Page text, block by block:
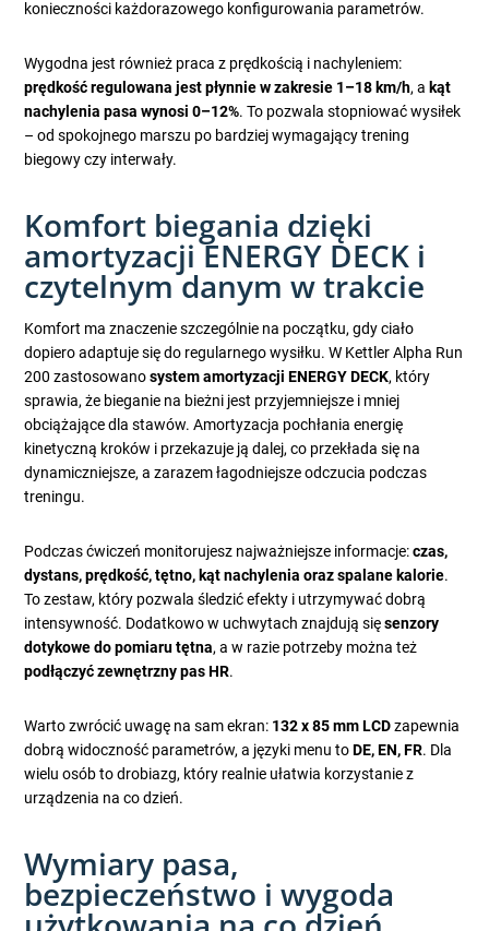
konieczności każdorazowego konfigurowania parametrów.
Wygodna jest również praca z prędkością i nachyleniem:
prędkość regulowana jest płynnie w zakresie 1–18 km/h, a kąt
nachylenia pasa wynosi 0–12%. To pozwala stopniować wysiłek
– od spokojnego marszu po bardziej wymagający trening
biegowy czy interwały.
Komfort biegania dzięki
amortyzacji ENERGY DECK i
czytelnym danym w trakcie
Komfort ma znaczenie szczególnie na początku, gdy ciało
dopiero adaptuje się do regularnego wysiłku. W Kettler Alpha Run
200 zastosowanosystem amortyzacji ENERGY DECK, który
sprawia, że bieganie na bieżni jest przyjemniejsze i mniej
obciążające dla stawów. Amortyzacja pochłania energię
kinetyczną kroków i przekazuje ją dalej, co przekłada się na
dynamiczniejsze, a zarazem łagodniejsze odczucia podczas
treningu.
Podczas ćwiczeń monitorujesz najważniejsze informacje:czas,
dystans, prędkość, tętno, kąt nachylenia oraz spalane kalorie.
To zestaw, który pozwala śledzić efekty i utrzymywać dobrą
intensywność. Dodatkowo w uchwytach znajdują sięsenzory
dotykowe do pomiaru tętna, a w razie potrzeby można też
podłączyć zewnętrzny pas HR.
Warto zwrócić uwagę na sam ekran: 132 x 85 mm LCDzapewnia
dobrą widoczność parametrów, a języki menu toDE, EN, FR. Dla
wielu osób to drobiazg, który realnie ułatwia korzystanie z
urządzenia na co dzień.
Wymiary pasa,
bezpieczeństwo i wygoda